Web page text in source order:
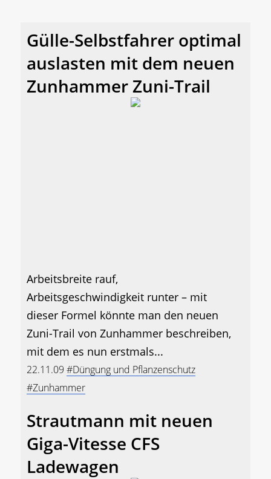
Gülle-Selbstfahrer optimal
auslasten mit dem neuen
Zunhammer Zuni-Trail
Arbeitsbreite rauf,
Arbeitsgeschwindigkeit runter – mit
dieser Formel könnte man den neuen
Zuni-Trail von Zunhammer beschreiben,
mit dem es nun erstmals...
22.11.09 #Düngung und Pflanzenschutz
#Zunhammer
Strautmann mit neuen
Giga-Vitesse CFS
Ladewagen